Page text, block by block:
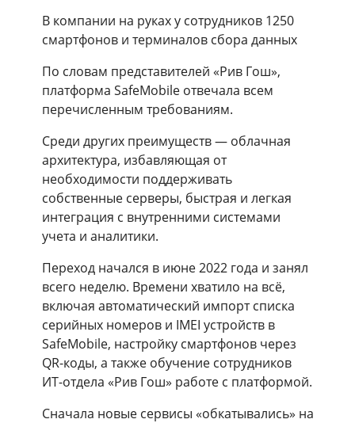
В компании на руках у сотрудников 1250
смартфонов и терминалов сбора данных
По словам представителей «Рив Гош»,
платформа SafeMobile отвечала всем
перечисленным требованиям.
Среди других преимуществ — облачная
архитектура, избавляющая от
необходимости поддерживать
собственные серверы, быстрая и легкая
интеграция с внутренними системами
учета и аналитики.
Переход начался в июне 2022 года и занял
всего неделю. Времени хватило на всё,
включая автоматический импорт списка
серийных номеров и IMEI устройств в
SafeMobile, настройку смартфонов через
QR-коды, а также обучение сотрудников
ИТ-отдела «Рив Гош» работе с платформой.
Сначала новые сервисы «обкатывались» на